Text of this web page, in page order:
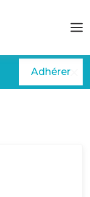
Adhérer